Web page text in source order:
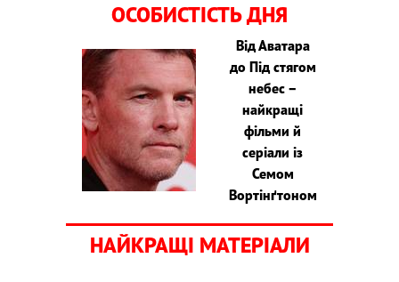
ОСОБИСТІСТЬ ДНЯ
Від Аватара
до Під стягом
небес –
найкращі
фільми й
серіали із
Семом
Вортінґтоном
НАЙКРАЩІ МАТЕРІАЛИ